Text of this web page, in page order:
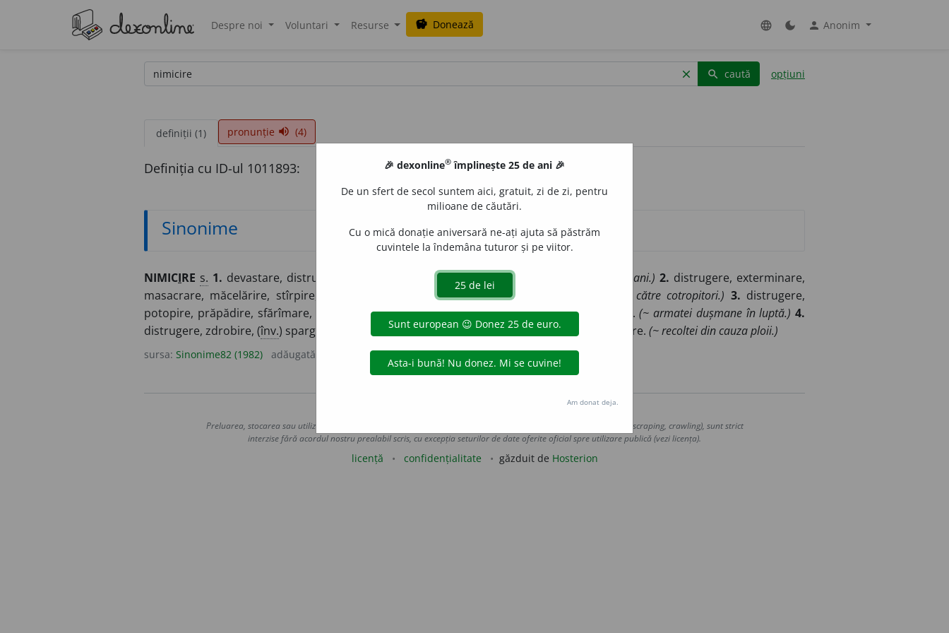
Despre noi Voluntari Resurse savings Donează language dark_mode person Anonim
clear search caută opțiuni
definiții (1) pronunție volume_up (4)
Definiția cu ID-ul 1011893:
Sinonime
NIMICIRE s. 1. devastare, distrugere, pîrjolire, pustiire, (înv.) risipă.(~ cetății de către dușmani.) 2. distrugere, exterminare,
masacrare, măcelărire, stîrpire, (rar) măcelăr
pop.șifam.) căsăp (~ populației de către cotropitori.) 3. distrugere,
potopire, prăpădire, sfărîmare, zdrobire, (înv.șipop.) pierdere, risipire, (pop.) zdrumic re.(~ armatei dușmane în luptă.) 4.
distrugere, zdrobire, (înv.) spargere. (~ Sodomei și a Gomorei.)5.distrugere, prăpădire, stricare. (~ recoltei din cauza ploii.)
sursa: Sinonime82 (1982) adăugată de LauraGellner acțiuni
Preluarea, stocarea sau utilizarea datelor de pe acest site, inclusiv prin orice metode de extragere automată (web scraping, crawling), sunt strict
interzise fără acordul nostru prealabil scris, cu excepția seturilor de date oferite oficial spre utilizare publică (vezi licența).
licență confidențialitate găzduit de Hosterion
🎉 dexonline® împlinește 25 de ani 🎉
De un sfert de secol suntem aici, gratuit, zi de zi, pentru
milioane de căutări.
Cu o mică donație aniversară ne-ați ajuta să păstrăm
cuvintele la îndemâna tuturor și pe viitor.
Am donat deja.